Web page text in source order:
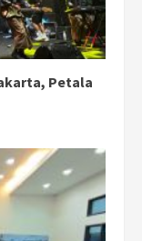
Petala